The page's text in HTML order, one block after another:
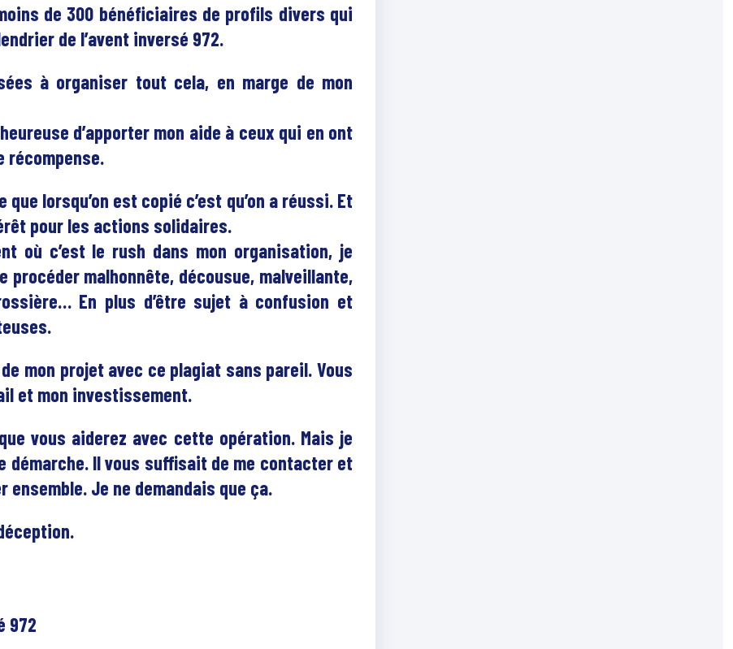
de 300 bénéficiaires de profils divers qui
de l’avent inversé 972.
à organiser tout cela, en marge de mon
d’apporter mon aide à ceux qui en ont
récompense.
lorsqu’on est copié c’est qu’on a réussi. Et
pour les actions solidaires.
où c’est le rush dans mon organisation, je
malhonnête, décousue, malveillante,
En plus d’être sujet à confusion et
mon projet avec ce plagiat sans pareil. Vous
et mon investissement.
vous aiderez avec cette opération. Mais je
démarche. Il vous suffisait de me contacter et
Je ne demandais que ça.
972